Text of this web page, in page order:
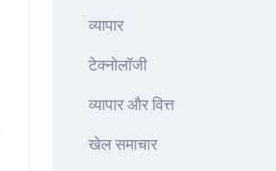
व्यापार
टेक्नोलॉजी
व्यापार और वित्त
खेल समाचार